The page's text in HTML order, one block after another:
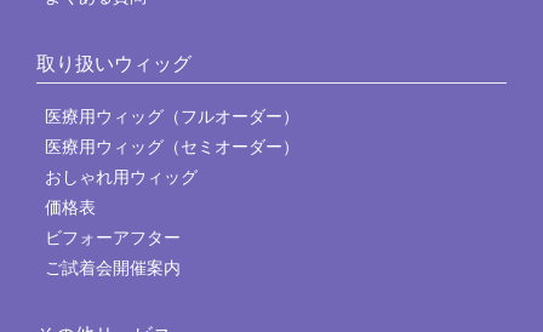
取り扱いウィッグ
医療用ウィッグ（フルオーダー）
医療用ウィッグ（セミオーダー）
おしゃれ用ウィッグ
価格表
ビフォーアフター
ご試着会開催案内